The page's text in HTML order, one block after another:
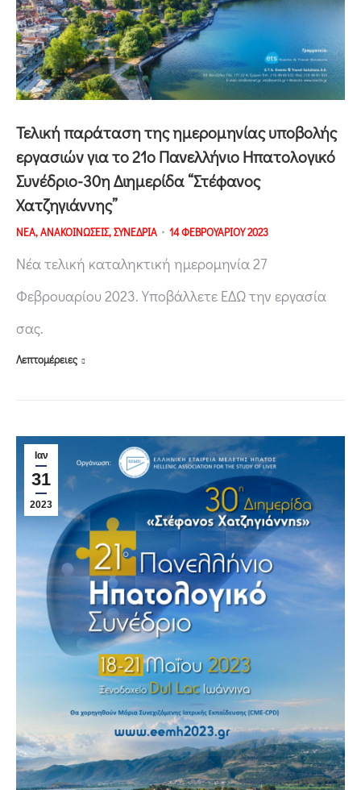
Τελική παράταση της ημερομηνίας υποβολής
εργασιών για το 21ο Πανελλήνιο Ηπατολογικό
Συνέδριο-30η Διημερίδα “Στέφανος
Χατζηγιάννης”
ΝΕΑ,ΑΝΑΚΟΙΝΩΣΕΙΣ,ΣΥΝΕΔΡΙΑ 14 ΦΕΒΡΟΥΑΡΙΟΥ 2023
Νέα τελική καταληκτική ημερομηνία 27
Φεβρουαρίου 2023. Υποβάλλετε ΕΔΩ την εργασία
σας.
Λεπτομέρειες
Ιαν
31
2023